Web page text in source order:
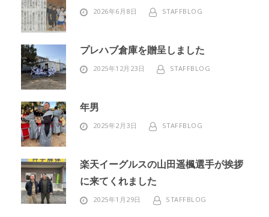
2026年6月8日 STAFFBLOG
プレハブ倉庫を贈呈しました
2025年12月23日 STAFFBLOG
年男
2025年2月3日 STAFFBLOG
楽天イーグルスの山田遥楓選手が挨拶
に来てくれました
2025年1月29日 STAFFBLOG